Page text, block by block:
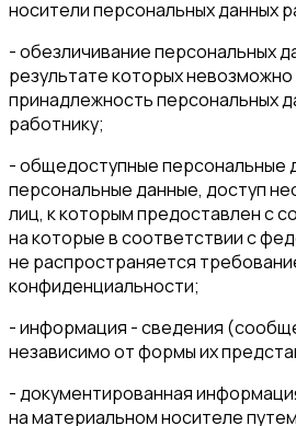
носители персональных данных
- обезличивание персональных
результате которых
принадлежность персональных
работнику;
- общедоступные персональные
персональные данные, доступ
лиц, к которым предоставлен с
на которые в соответствии с
не распространяется
конфиденциальности;
- информация - сведения
независимо от формы их
- документированная
на материальном носителе